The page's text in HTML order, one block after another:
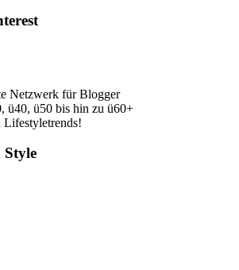
Netzwerk für Blogger
ü40, ü50 bis hin zu ü60+
Style